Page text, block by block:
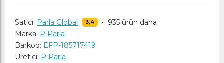
Satıcı: Parla Global 3,4 • 935 ürün daha
Marka: P Parla
Barkod: EFP-185717419
Üretici: P Parla